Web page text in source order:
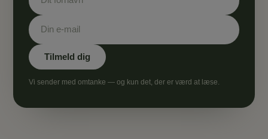
Vi sender med omtanke — og kun det, der er værd at læse.